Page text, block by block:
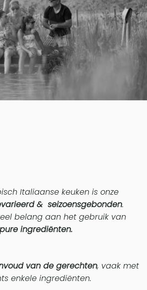
Italiaanse keuken is onze
& seizoensgebonden.
belang aan het gebruik van
pure ingrediënten.
van de gerechten, vaak met
enkele ingrediënten.